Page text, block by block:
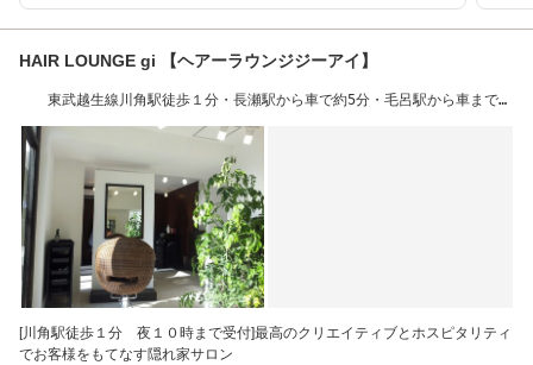
HAIR LOUNGE gi 【ヘアーラウンジジーアイ】
東武越生線川角駅徒歩１分・長瀬駅から車で約5分・毛呂駅から車まで約
[川角駅徒歩１分 夜１０時まで受付]最高のクリエイティブとホスピタリティ
でお客様をもてなす隠れ家サロン